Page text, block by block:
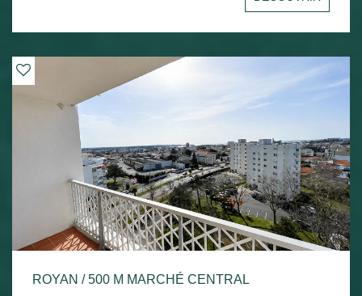
ROYAN / 500 M MARCHÉ CENTRAL